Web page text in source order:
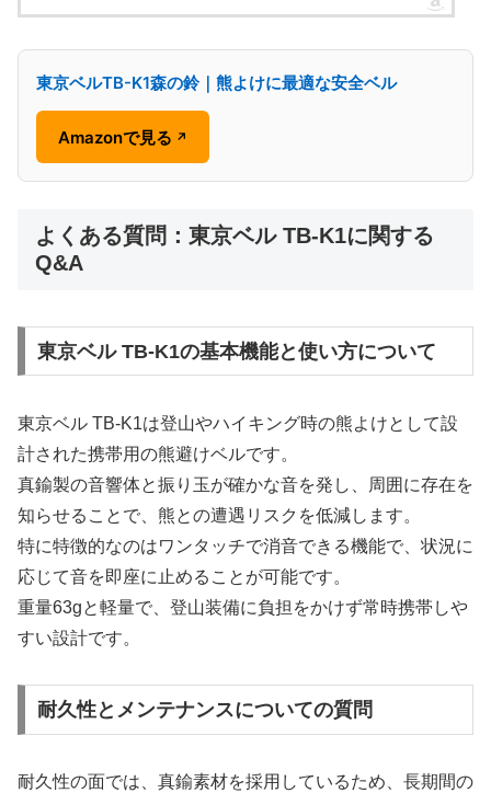
東京ベルTB-K1森の鈴｜熊よけに最適な安全ベル
Amazonで見る ↗
よくある質問：東京ベル TB-K1に関する
Q&A
東京ベル TB-K1の基本機能と使い方について
東京ベル TB-K1は登山やハイキング時の熊よけとして設
計された携帯用の熊避けベルです。
真鍮製の音響体と振り玉が確かな音を発し、周囲に存在を
知らせることで、熊との遭遇リスクを低減します。
特に特徴的なのはワンタッチで消音できる機能で、状況に
応じて音を即座に止めることが可能です。
重量63gと軽量で、登山装備に負担をかけず常時携帯しや
すい設計です。
耐久性とメンテナンスについての質問
耐久性の面では、真鍮素材を採用しているため、長期間の